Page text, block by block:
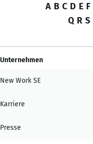
A B C D E F
Q R S
Unternehmen
New Work SE
Karriere
Presse